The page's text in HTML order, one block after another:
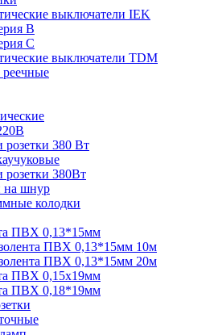
выключатели IEK
B
С
выключатели TDM
реечные
380 Вт
380Вт
на шнур
колодки
ПВХ 0,13*15мм
ПВХ 0,13*15мм 10м
ПВХ 0,13*15мм 20м
ПВХ 0,15х19мм
ПВХ 0,18*19мм